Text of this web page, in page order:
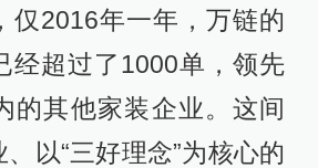
仅2016年一年，万链的
经超过了1000单，领先
的其他家装企业。这间
以“三好理念”为核心的